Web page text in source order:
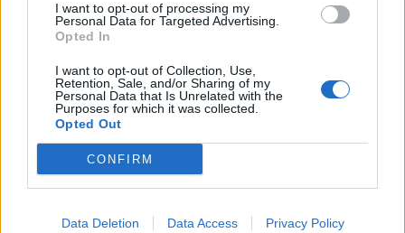
I want to opt-out of processing my
Personal Data for Targeted Advertising.
Opted In
I want to opt-out of Collection, Use,
Retention, Sale, and/or Sharing of my
Personal Data that Is Unrelated with the
Purposes for which it was collected.
Opted Out
CONFIRM
Data Deletion Data Access Privacy Policy
NOVINKY
6. 8. 2026
Většina koupališť na Příbramsku nabízí výborné